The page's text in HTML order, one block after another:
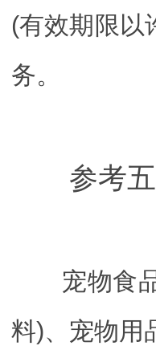
(有效期限以
务。
参考五
宠物食品
料)、宠物用